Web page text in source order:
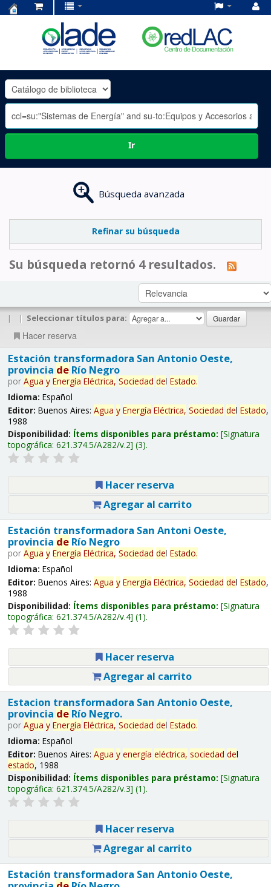
OLADE
-
Ir
Búsqueda avanzada
Refinar su búsqueda
Su búsqueda retornó 4 resultados.
| | Seleccionar títulos para:
Hacer reserva
Estación transformadora San Antonio Oeste,
provincia deRío Negro
por Agua y Energía Eléctrica, Sociedad del Estado.
Idioma: Español
Editor: Buenos Aires: Agua y Energía Eléctrica, Sociedad del Estado,
1988
Disponibilidad: Ítems disponibles para préstamo: Signatura
topográfica: 621.374.5/A282/v.2 (3).
Hacer reserva
Agregar al carrito
Estación transformadora San Antoni Oeste,
provincia deRío Negro
por Agua y Energía Eléctrica, Sociedad del Estado.
Idioma: Español
Editor: Buenos Aires: Agua y Energía Eléctrica, Sociedad del Estado,
1988
Disponibilidad: Ítems disponibles para préstamo: Signatura
topográfica: 621.374.5/A282/v.4 (1).
Hacer reserva
Agregar al carrito
Estacion transformadora San Antonio Oeste,
provincia deRío Negro.
por Agua y Energía Eléctrica, Sociedad del Estado.
Idioma: Español
Editor: Buenos Aires: Agua y energía eléctrica, sociedad del
estado, 1988
Disponibilidad: Ítems disponibles para préstamo: Signatura
topográfica: 621.374.5/A282/v.3 (1).
Hacer reserva
Agregar al carrito
Estación transformadora San Antonio Oeste,